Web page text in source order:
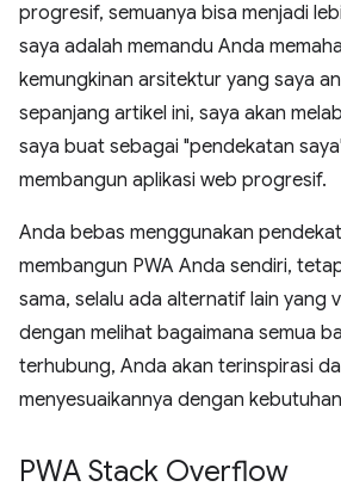
progresif, semuanya bisa menjadi
saya adalah memandu Anda
kemungkinan arsitektur yang saya
sepanjang artikel ini, saya akan
saya buat sebagai "pendekatan
membangun aplikasi web progresif.
Anda bebas menggunakan
membangun PWA Anda sendiri,
sama, selalu ada alternatif lain yang
dengan melihat bagaimana semua
terhubung, Anda akan terinspirasi
menyesuaikannya dengan
PWA Stack Overflow